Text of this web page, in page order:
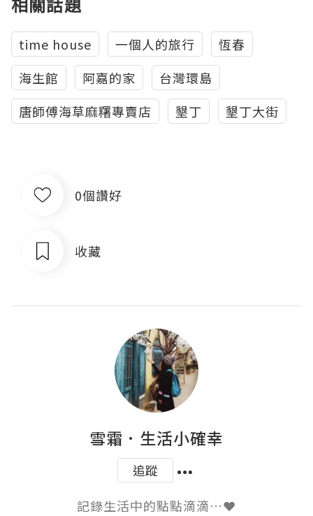
相關話題
time house 一個人的旅行
恆春
海生館
阿嘉的家
台灣環島
唐師傅海草麻糬專賣店
墾丁 墾丁大街
0個讚好
收藏
雪霜．生活小確幸
追蹤
記錄生活中的點點滴滴…❤